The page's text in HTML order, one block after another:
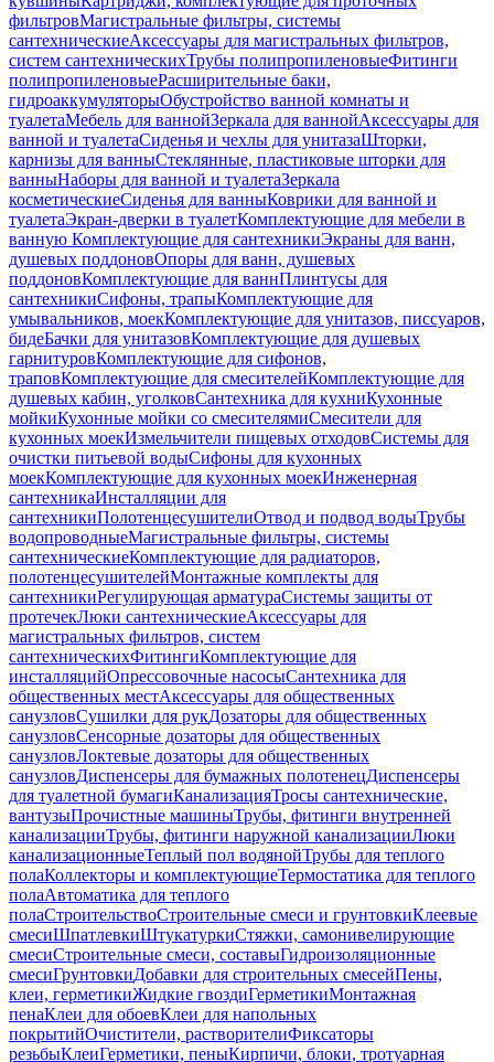
фильтровМагистральные фильтры, системы
сантехническиеАксессуары для магистральных фильтров,
систем сантехническихТрубы полипропиленовыеФитинги
полипропиленовыеРасширительные баки,
гидроаккумуляторыОбустройство ванной комнаты и
туалетаМебель для ваннойЗеркала для ваннойАксессуары для
ванной и туалетаСиденья и чехлы для унитазаШторки,
карнизы для ванныСтеклянные, пластиковые шторки для
ванныНаборы для ванной и туалетаЗеркала
косметическиеСиденья для ванныКоврики для ванной и
туалетаЭкран-дверки в туалетКомплектующие для мебели в
ванную Комплектующие для сантехникиЭкраны для ванн,
душевых поддоновОпоры для ванн, душевых
поддоновКомплектующие для ваннПлинтусы для
сантехникиСифоны, трапыКомплектующие для
умывальников, моекКомплектующие для унитазов, писсуаров,
бидеБачки для унитазовКомплектующие для душевых
гарнитуровКомплектующие для сифонов,
траповКомплектующие для смесителейКомплектующие для
душевых кабин, уголковСантехника для кухниКухонные
мойкиКухонные мойки со смесителямиСмесители для
кухонных моекИзмельчители пищевых отходовСистемы для
очистки питьевой водыСифоны для кухонных
моекКомплектующие для кухонных моекИнженерная
сантехникаИнсталляции для
сантехникиПолотенцесушителиОтвод и подвод водыТрубы
водопроводныеМагистральные фильтры, системы
сантехническиеКомплектующие для радиаторов,
полотенцесушителейМонтажные комплекты для
сантехникиРегулирующая арматураСистемы защиты от
протечекЛюки сантехническиеАксессуары для
магистральных фильтров, систем
сантехническихФитингиКомплектующие для
инсталляцийОпрессовочные насосыСантехника для
общественных местАксессуары для общественных
санузловСушилки для рукДозаторы для общественных
санузловСенсорные дозаторы для общественных
санузловЛоктевые дозаторы для общественных
санузловДиспенсеры для бумажных полотенецДиспенсеры
для туалетной бумагиКанализацияТросы сантехнические,
вантузыПрочистные машиныТрубы, фитинги внутренней
канализацииТрубы, фитинги наружной канализацииЛюки
канализационныеТеплый пол водянойТрубы для теплого
полаКоллекторы и комплектующиеТермостатика для теплого
полаАвтоматика для теплого
полаСтроительствоСтроительные смеси и грунтовкиКлеевые
смесиШпатлевкиШтукатуркиСтяжки, самонивелирующие
смесиСтроительные смеси, составыГидроизоляционные
смесиГрунтовкиДобавки для строительных смесейПены,
клеи, герметикиЖидкие гвоздиГерметикиМонтажная
пенаКлеи для обоевКлеи для напольных
покрытийОчистители, растворителиФиксаторы
резьбыКлеиГерметики, пеныКирпичи, блоки, тротуарная